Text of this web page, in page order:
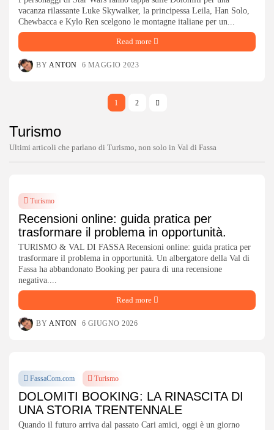
vacanza rilassante Luke Skywalker, la principessa Leila, Han Solo,
Chewbacca e Kylo Ren scelgono le montagne italiane per un...
Read more
BY ANTON 6 MAGGIO 2023
1 2
Turismo
Ultimi articoli che parlano di Turismo, non solo in Val di Fassa
Turismo
Recensioni online: guida pratica per
trasformare il problema in opportunità.
TURISMO & VAL DI FASSA Recensioni online: guida pratica per
trasformare il problema in opportunità. Un albergatore della Val di
Fassa ha abbandonato Booking per paura di una recensione
negativa....
Read more
BY ANTON 6 GIUGNO 2026
FassaCom.com Turismo
DOLOMITI BOOKING: LA RINASCITA DI
UNA STORIA TRENTENNALE
Quando il futuro arriva dal passato Cari amici, oggi è un giorno